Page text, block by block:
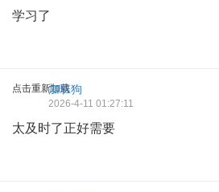
学习了
点击重新加载
加班狗
2026-4-11 01:27:11
太及时了正好需要